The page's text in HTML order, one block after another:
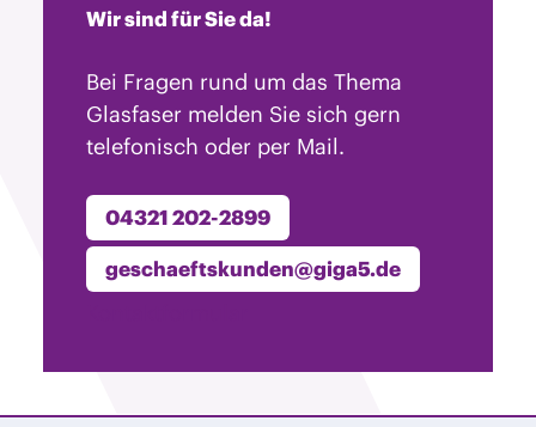
Wir sind für Sie da!
Bei Fragen rund um das Thema
Glasfaser melden Sie sich gern
telefonisch oder per Mail.
04321 202-2899
geschaeftskunden@giga5.de